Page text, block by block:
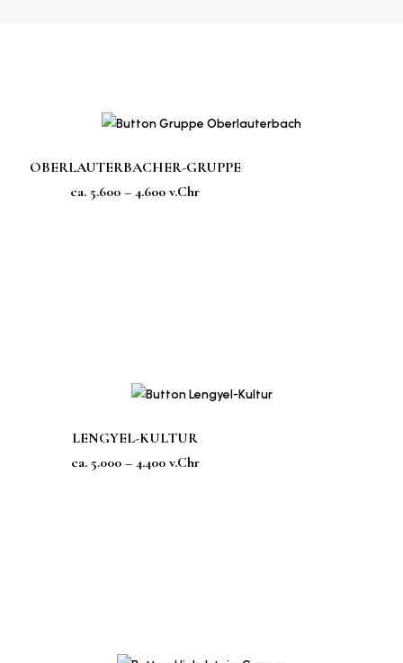
OBERLAUTERBACHER-GRUPPE
ca. 5.600 – 4.600 v.Chr
LENGYEL-KULTUR
ca. 5.000 – 4.400 v.Chr